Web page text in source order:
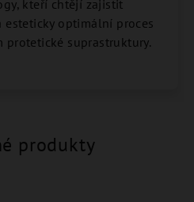
kteří chtějí zajistit
esteticky optimální proces
protetické suprastruktury.
produkty